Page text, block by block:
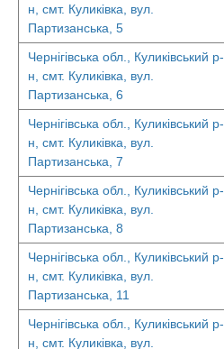
н, смт. Куликівка, вул.
Партизанська, 5
Чернігівська обл., Куликівський р-
н, смт. Куликівка, вул.
Партизанська, 6
Чернігівська обл., Куликівський р-
н, смт. Куликівка, вул.
Партизанська, 7
Чернігівська обл., Куликівський р-
н, смт. Куликівка, вул.
Партизанська, 8
Чернігівська обл., Куликівський р-
н, смт. Куликівка, вул.
Партизанська, 11
Чернігівська обл., Куликівський р-
н, смт. Куликівка, вул.